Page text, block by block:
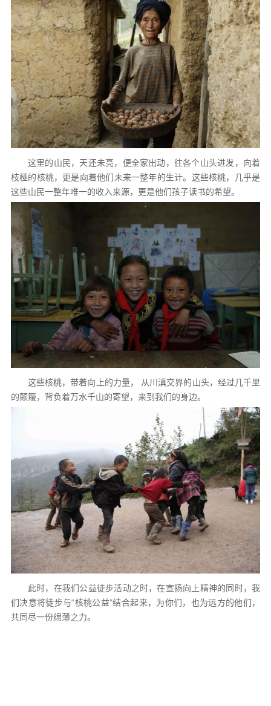
这里的山民，天还未亮，便全家出动，往各个山头进发，向着
枝桠的核桃，更是向着他们未来一整年的生计。这些核桃，几乎是
这些山民一整年唯一的收入来源，更是他们孩子读书的希望。
这些核桃，带着向上的力量， 从川滇交界的山头，经过几千里
的颠簸，背负着万水千山的寄望，来到我们的身边。
此时，在我们公益徒步活动之时，在宣扬向上精神的同时，我
们决意将徒步与“核桃公益”结合起来，为你们，也为远方的他们，
共同尽一份绵薄之力。